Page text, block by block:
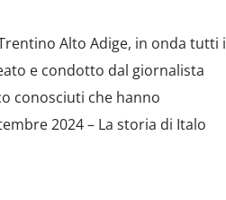
Alto Adige, in onda tutti i
e condotto dal giornalista
conosciuti che hanno
2024 – La storia di Italo